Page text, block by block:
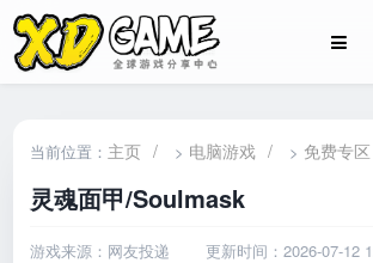
当前位置： 主页 / > 电脑游戏 / > 免费专区
灵魂面甲/Soulmask
游戏来源：网友投递 更新时间：2026-07-12